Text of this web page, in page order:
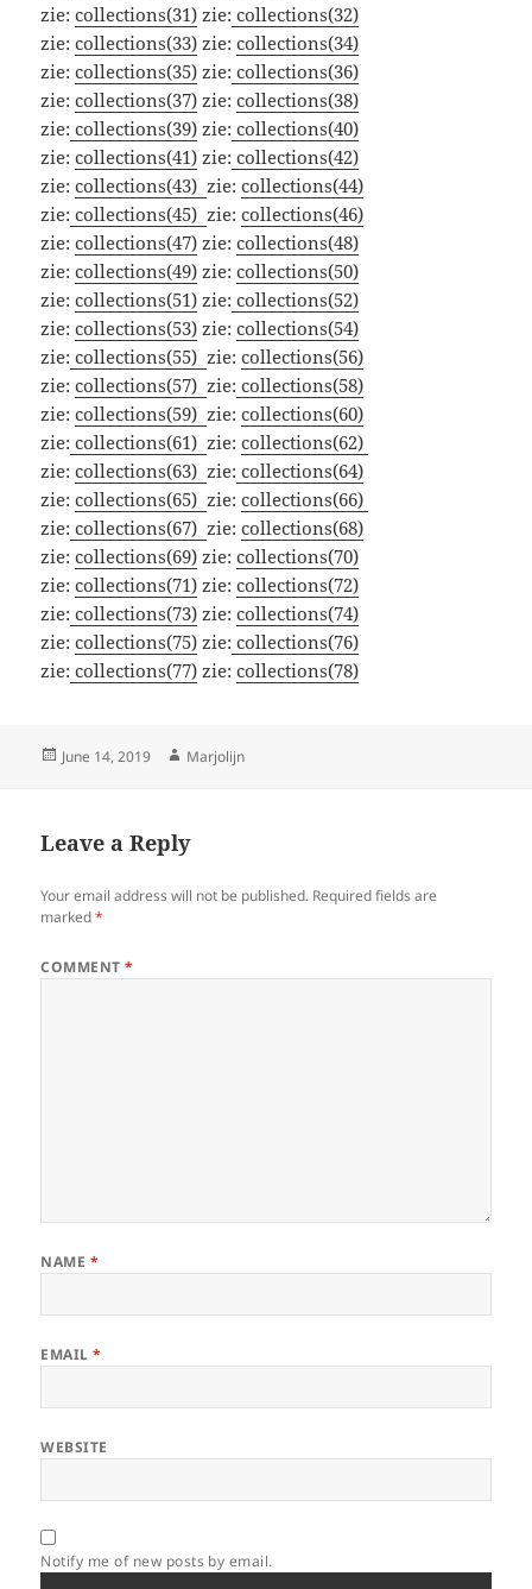
zie:collections(31) zie: collections(32)
zie:collections(33) zie:collections(34)
zie:collections(35) zie: collections(36)
zie:collections(37) zie:collections(38)
zie: collections(39) zie: collections(40)
zie:collections(41) zie: collections(42)
zie:collections(43)zie:collections(44)
zie: collections(45)zie:collections(46)
zie:collections(47) zie:collections(48)
zie:collections(49) zie:collections(50)
zie:collections(51) zie: collections(52)
zie:collections(53) zie:collections(54)
zie: collections(55)zie:collections(56)
zie:collections(57)zie: collections(58)
zie:collections(59)zie:collections(60)
zie: collections(61)zie:collections(62)
zie:collections(63)zie: collections(64)
zie:collections(65)zie:collections(66)
zie: collections(67)zie:collections(68)
zie:collections(69) zie:collections(70)
zie:collections(71) zie:collections(72)
zie: collections(73) zie:collections(74)
zie:collections(75) zie: collections(76)
zie: collections(77) zie:collections(78)
Posted
June 14, 2019 Author
Marjolijn
Leave a Reply
Your email address will not be published. Required fields are
marked*
COMMENT*
NAME *
EMAIL*
WEBSITE
Notify me of new posts by email.